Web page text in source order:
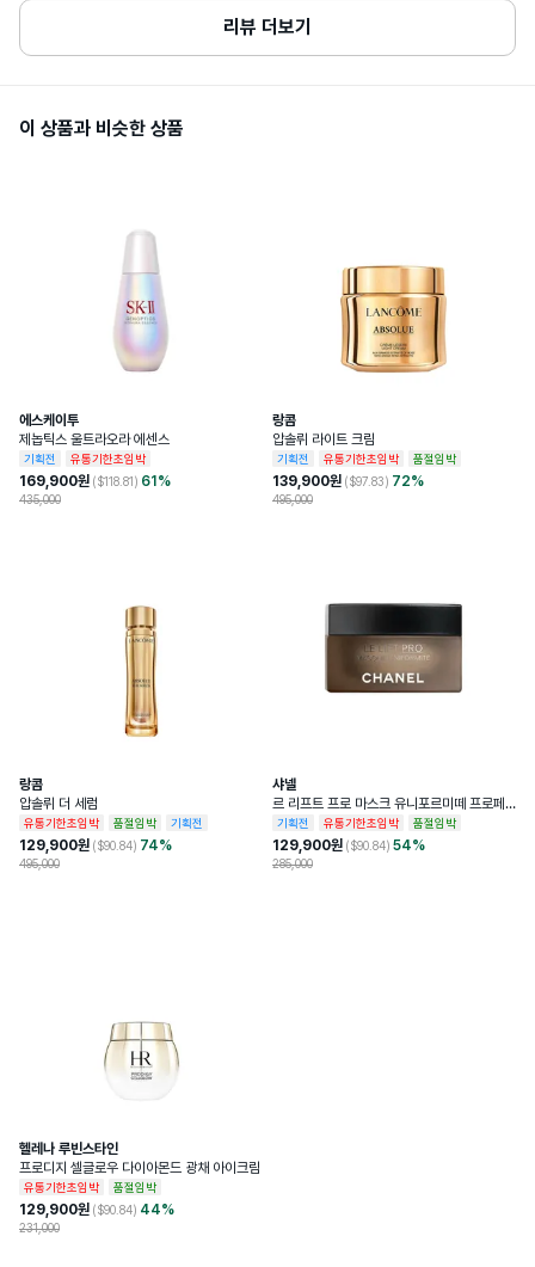
1800-0852
리뷰 더보기
이 상품과 비슷한 상품
에스케이투
제놉틱스 울트라오라 에센스
기획전 유통기한초임박
169,900원 ($118.81) 61%
435,000
랑콤
압솔뤼 라이트 크림
기획전 유통기한초임박 품절임박
139,900원 ($97.83) 72%
495,000
랑콤
압솔뤼 더 세럼
유통기한초임박 품절임박 기획전
129,900원 ($90.84) 74%
495,000
샤넬
르 리프트 프로 마스크 유니포르미떼 프로페
셔널 리프팅 마스크
기획전 유통기한초임박 품절임박
129,900원 ($90.84) 54%
285,000
헬레나 루빈스타인
프로디지 셀글로우 다이아몬드 광채 아이크림
유통기한초임박 품절임박
129,900원 ($90.84) 44%
231,000